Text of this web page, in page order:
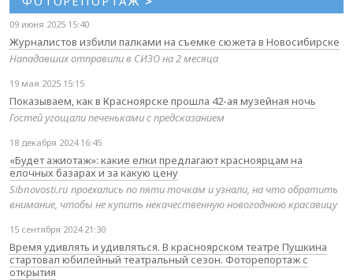
09 июня 2025 15:40
Журналистов избили палками на съемке сюжета в Новосибирске
Нападавших отправили в СИЗО на 2 месяца
19 мая 2025 15:15
Показываем, как в Красноярске прошла 42-ая музейная ночь
Гостей угощали печеньками с предсказанием
18 декабря 2024 16:45
«Будет ажиотаж»: какие елки предлагают красноярцам на
елочных базарах и за какую цену
Sibnovosti.ru проехались по пяти точкам и узнали, на что обратить
внимание, чтобы не купить некачественную новогоднюю красавицу
15 сентября 2024 21:30
Время удивлять и удивляться. В красноярском театре Пушкина
стартовал юбилейный театральный сезон. Фоторепортаж с
открытия